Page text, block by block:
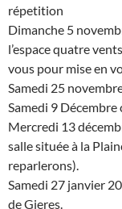
répetition
Dimanche 5
l’espace quatre
vous pour mise en
Samedi 25
Samedi 9
Mercredi 13
salle située à la
reparlerons).
Samedi 27 janvier
de Gieres.